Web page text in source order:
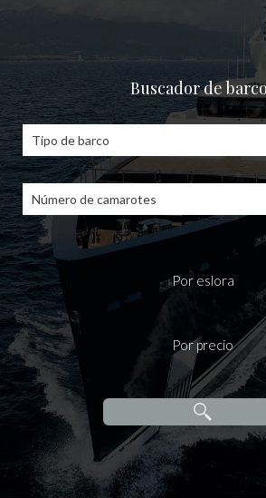
Buscador de
Tipo de barco
Número de camarotes
Por eslora
Por precio